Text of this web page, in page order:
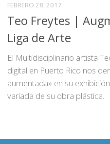
FEBRERO 28, 2017
Teo Freytes |
Liga de Arte
El Multidisciplinario artista
digital en Puerto Rico nos
aumentada» en su
variada de su obra plástica.